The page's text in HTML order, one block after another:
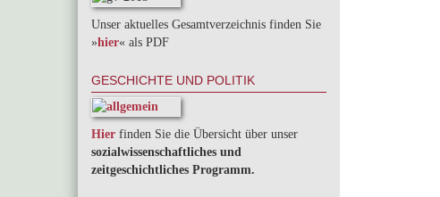
Unser aktuelles Gesamtverzeichnis finden Sie
»hier« als PDF
GESCHICHTE UND POLITIK
Hier finden Sie die Übersicht über unser
sozialwissenschaftliches und
zeitgeschichtliches Programm.